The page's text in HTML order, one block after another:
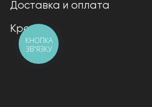
Доставка и оплата
Кредит
КНОПКА
ЗВ'ЯЗКУ